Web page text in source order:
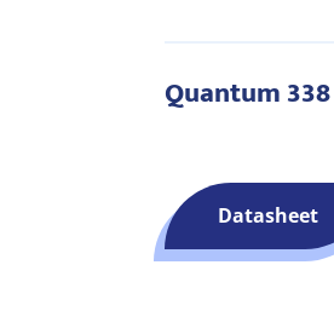
Quantum 338
Datasheet